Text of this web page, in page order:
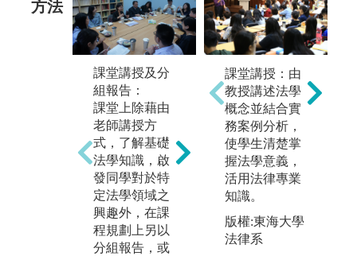
方法
課堂講授及分
組報告：
課堂上除藉由
老師講授方
式，了解基礎
法學知識，啟
發同學對於特
定法學領域之
興趣外，在課
程規劃上另以
分組報告，或
教學：
學生需於合作
單位完成24小
時實習，透過
接觸案件當事
人及參與討論
之過程，觀察
法律如何運用
在實際生活。
另有實務經驗
課堂講授：由
教授講述法學
概念並結合實
務案例分析，
使學生清楚掌
握法學意義，
活用法律專業
知識。
版權:東海大學
法律系